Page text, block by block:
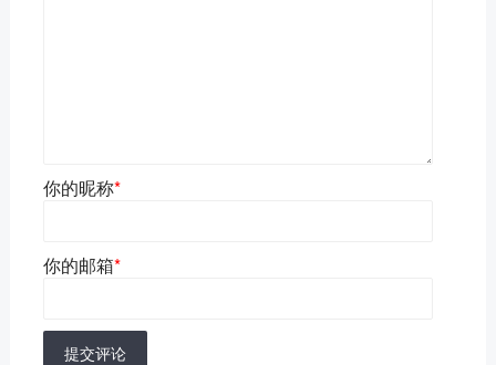
你的昵称*
你的邮箱*
提交评论